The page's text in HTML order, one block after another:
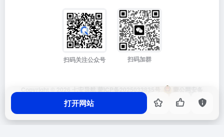
扫码关注公众号 扫码加群
15012202000171号
打开网站